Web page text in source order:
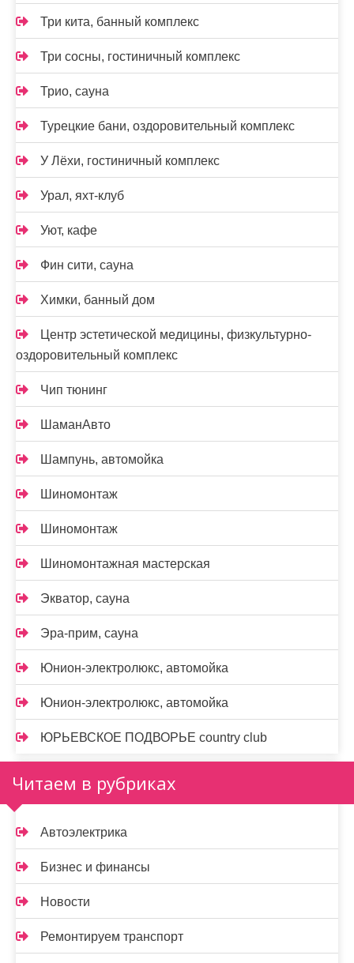
Три кита, банный комплекс
Три сосны, гостиничный комплекс
Трио, сауна
Турецкие бани, оздоровительный комплекс
У Лёхи, гостиничный комплекс
Урал, яхт-клуб
Уют, кафе
Фин сити, сауна
Химки, банный дом
Центр эстетической медицины, физкультурно-
оздоровительный комплекс
Чип тюнинг
ШаманАвто
Шампунь, автомойка
Шиномонтаж
Шиномонтаж
Шиномонтажная мастерская
Экватор, сауна
Эра-прим, сауна
Юнион-электролюкс, автомойка
Юнион-электролюкс, автомойка
ЮРЬЕВСКОЕ ПОДВОРЬЕ country club
Читаем в рубриках
Автоэлектрика
Бизнес и финансы
Новости
Ремонтируем транспорт